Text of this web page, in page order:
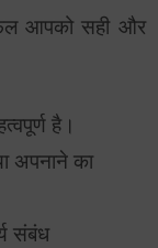
आपको सही और
है।
अपनाने का
संबंध